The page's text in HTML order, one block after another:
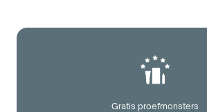
Gratis proefmonsters